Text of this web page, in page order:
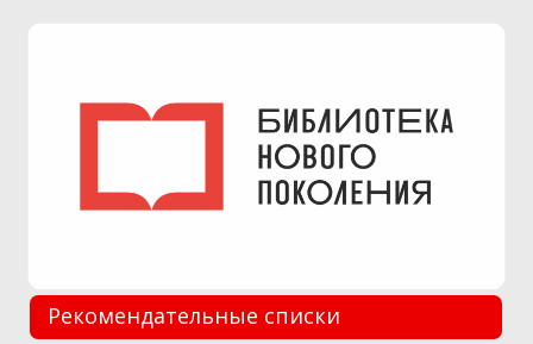
Рекомендательные списки